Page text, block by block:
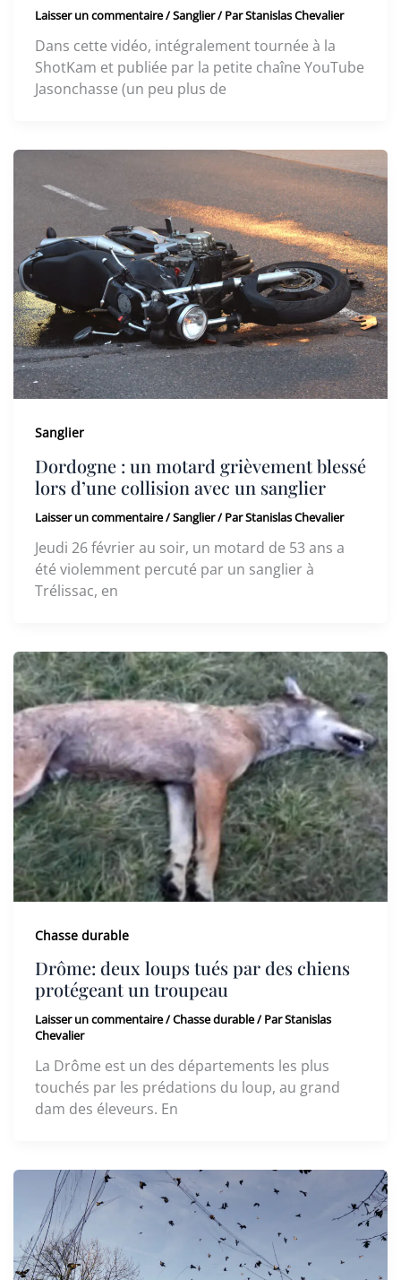
Laisser un commentaire/Sanglier/ ParStanislas Chevalier
Dans cette vidéo, intégralement tournée à la
ShotKam et publiée par la petite chaîne YouTube
Jasonchasse (un peu plus de
Sanglier
Dordogne : un motard grièvement blessé
lors d’une collision avec un sanglier
Laisser un commentaire/Sanglier/ ParStanislas Chevalier
Jeudi 26 février au soir, un motard de 53 ans a
été violemment percuté par un sanglier à
Trélissac, en
Chasse durable
Drôme: deux loups tués par des chiens
protégeant un troupeau
Laisser un commentaire/Chasse durable/ ParStanislas
Chevalier
La Drôme est un des départements les plus
touchés par les prédations du loup, au grand
dam des éleveurs. En